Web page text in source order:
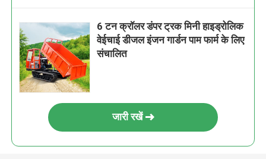
6 टन क्रॉलर डंपर ट्रक मिनी हाइड्रोलिक
वेईचाई डीजल इंजन गार्डन पाम फार्म के लिए
संचालित
जारी रखें